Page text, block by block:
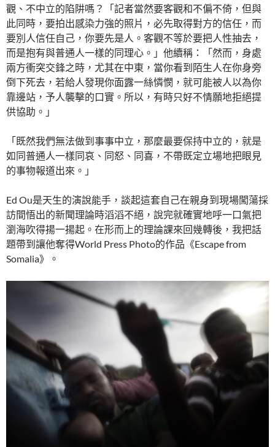
觀、不中立的陷阱嗎？「記者當然要客觀和不偏不倚，但與
此同時，要拍出感染力強的照片，必先取得對方的信任，而
要別人信任自己，你要先是人。客觀不等於要把人性抽去，
而是抱有與普通人一樣的同理心。」他續稱：「然而，身處
兩方衝突交鋒之時，尤其在中東，當你看到陌生人在你身旁
倒下死去，若給人發現你面露一絲憐憫，就可能被人以為你
靠邊站，予人襲擊的口實。所以，有時只好不情願地拒絕提
供協助。」
「既然我們無法做到事事中立，那麼最要保持中立的，就是
如同普通人一樣同哀、同怒、同喜，不帶既定立場地把眼見
的事物報道出來。」
Ed Ou是天生的演說能手，談起這套自己在親身到現場闖蕩採
訪間悟出的新聞理論時滔滔不絕，說完就確實地呼一口氣把
瀏海吹得揚一揚起。在形而上的理論課來回幾轉後，我把話
題帶到讓他奪得World Press Photo的作品《Escape from
Somalia》。